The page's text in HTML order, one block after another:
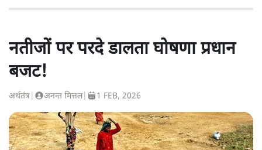
नतीजों पर परदे डालता घोषणा प्रधान
बजट!
अर्थतंत्र अनन्त मित्तल| 1 FEB, 2026